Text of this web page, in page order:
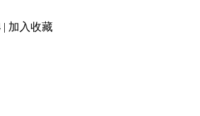
| 加入收藏